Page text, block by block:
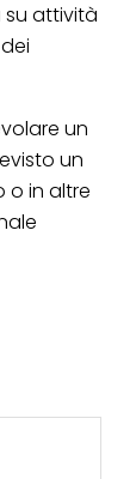
su attività
un
un
o in altre